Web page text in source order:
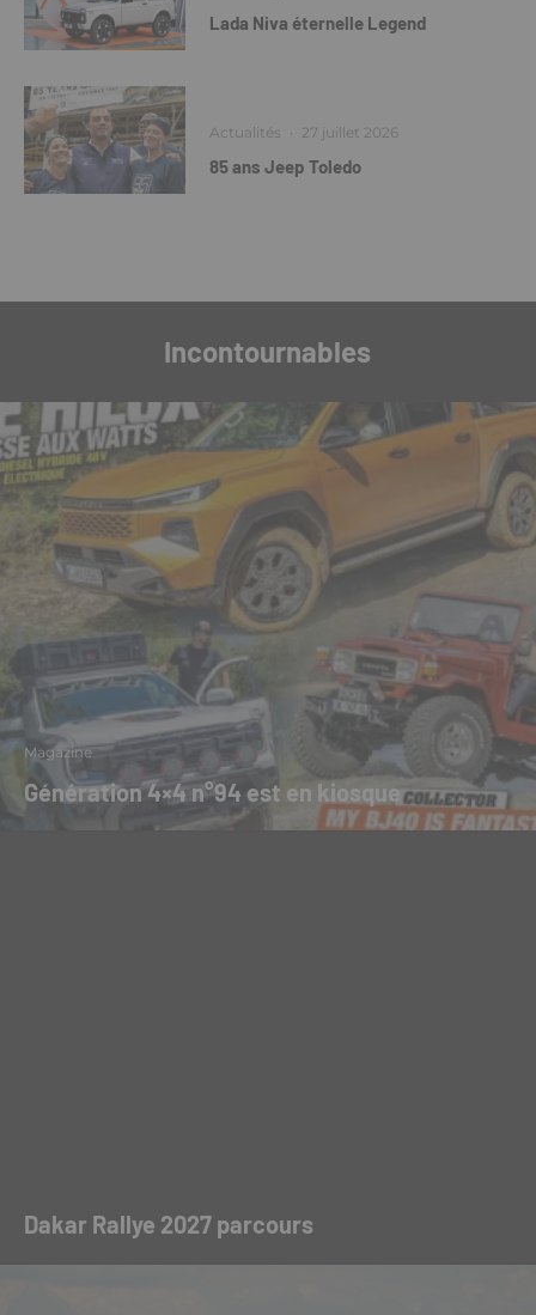
Lada Niva éternelle Legend
Actualités · 27 juillet 2026
85 ans Jeep Toledo
Incontournables
Magazine
Génération 4×4 n°94 est en kiosque
Dakar Rallye 2027 parcours